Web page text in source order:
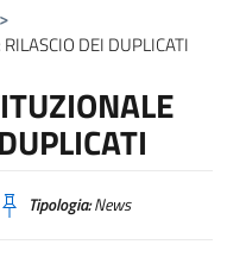
>
DEI DUPLICATI
Tipologia:News